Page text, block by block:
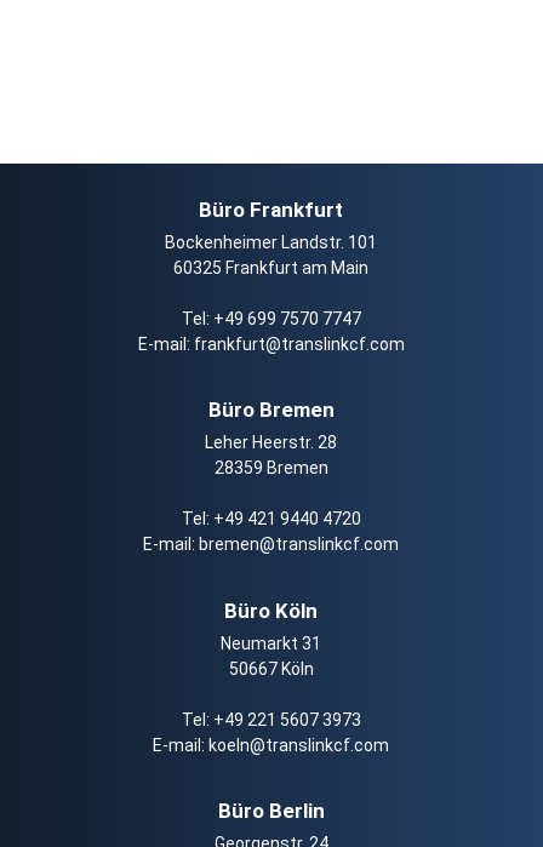
Büro Frankfurt
Bockenheimer Landstr. 101
60325 Frankfurt am Main
Tel: +49 699 7570 7747
E-mail: frankfurt@translinkcf.com
Büro Bremen
Leher Heerstr. 28
28359 Bremen
Tel: +49 421 9440 4720
E-mail: bremen@translinkcf.com
Büro Köln
Neumarkt 31
50667 Köln
Tel: +49 221 5607 3973
E-mail: koeln@translinkcf.com
Büro Berlin